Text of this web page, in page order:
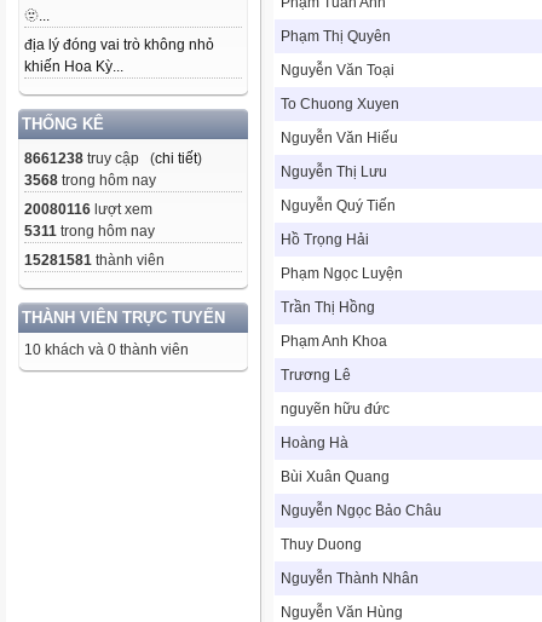
🫥...
địa lý đóng vai trò không nhỏ
khiến Hoa Kỳ...
THỐNG KÊ
8661238 truy cập (chi tiết)
3568 trong hôm nay
20080116 lượt xem
5311 trong hôm nay
15281581 thành viên
THÀNH VIÊN TRỰC TUYẾN
10 khách và 0 thành viên
Phạm Thị Quyên
Nguyễn Văn Toại
To Chuong Xuyen
Nguyễn Văn Hiếu
Nguyễn Thị Lưu
Nguyễn Quý Tiến
Hồ Trọng Hải
Phạm Ngọc Luyện
Trần Thị Hồng
Phạm Anh Khoa
Trương Lê
nguyẽn hữu đức
Hoàng Hà
Bùi Xuân Quang
Nguyễn Ngọc Bảo Châu
Thuy Duong
Nguyễn Thành Nhân
Nguyễn Văn Hùng